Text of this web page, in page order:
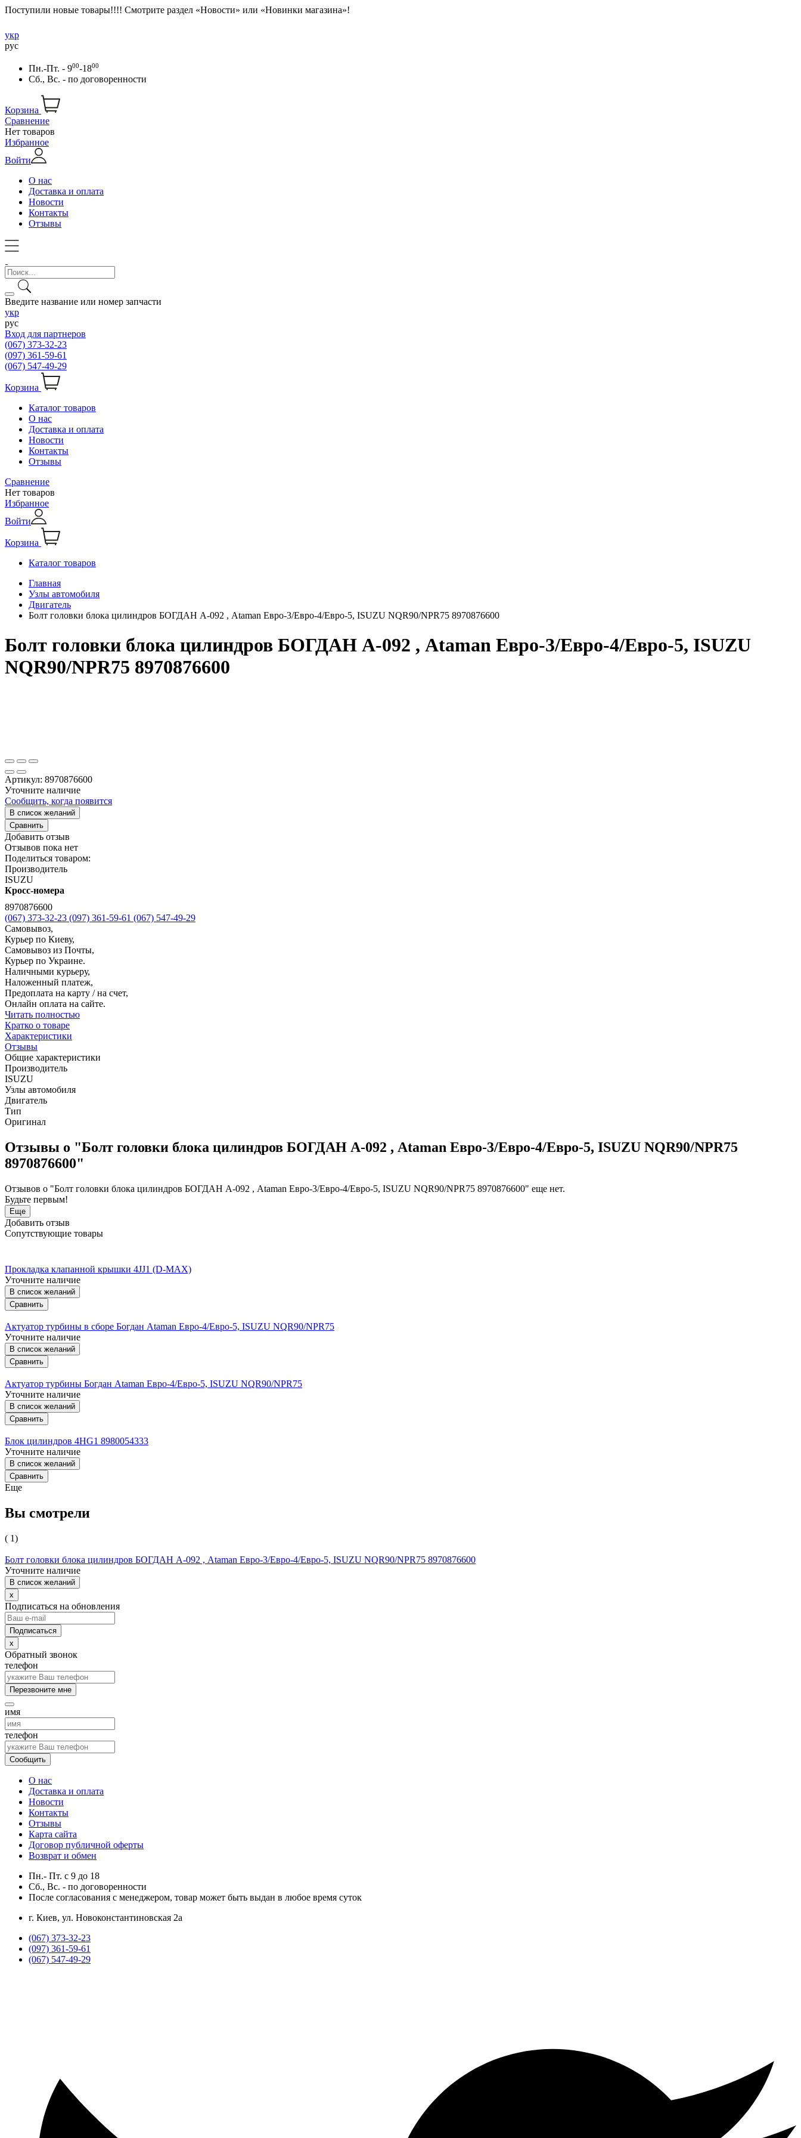
Поступили новые товары!!!! Смотрите раздел «Новости» или «Новинки магазина»!
укр
рус
Пн.-Пт. - 900-1800
Сб., Вс. - по договоренности
Корзина
Сравнение
Нет товаров
Избранное
Войти
О нас
Доставка и оплата
Новости
Контакты
Отзывы
Введите название или номер запчасти
укр
рус
Вход для партнеров
(067) 373-32-23
(097) 361-59-61
(067) 547-49-29
Корзина
Каталог товаров
О нас
Доставка и оплата
Новости
Контакты
Отзывы
Сравнение
Нет товаров
Избранное
Войти
Корзина
Каталог товаров
Главная
Узлы автомобиля
Двигатель
Болт головки блока цилиндров БОГДАН А-092 , Ataman Евро-3/Евро-4/Евро-5, ISUZU NQR90/NPR75 8970876600
Болт головки блока цилиндров БОГДАН А-092 , Ataman Евро-3/Евро-4/Евро-5, ISUZU
NQR90/NPR75 8970876600
Артикул: 8970876600
Уточните наличие
Сообщить, когда появится
В список желаний
Сравнить
Добавить отзыв
Отзывов пока нет
Поделиться товаром:
Производитель
ISUZU
Кросс-номера
8970876600
(067) 373-32-23 (097) 361-59-61 (067) 547-49-29
Самовывоз,
Курьер по Киеву,
Самовывоз из Почты,
Курьер по Украине.
Наличными курьеру,
Наложенный платеж,
Предоплата на карту / на счет,
Онлайн оплата на сайте.
Читать полностью
Кратко о товаре
Характеристики
Отзывы
Общие характеристики
Производитель
ISUZU
Узлы автомобиля
Двигатель
Тип
Оригинал
Отзывы о "Болт головки блока цилиндров БОГДАН А-092 , Ataman Евро-3/Евро-4/Евро-5, ISUZU NQR90/NPR75
8970876600"
Отзывов о "Болт головки блока цилиндров БОГДАН А-092 , Ataman Евро-3/Евро-4/Евро-5, ISUZU NQR90/NPR75 8970876600" еще нет.
Будьте первым!
Еще
Добавить отзыв
Сопутствующие товары
Прокладка клапанной крышки 4JJ1 (D-MAX)
Уточните наличие
В список желаний
Сравнить
Актуатор турбины в сборе Богдан Ataman Евро-4/Евро-5, ISUZU NQR90/NPR75
Уточните наличие
В список желаний
Сравнить
Актуатор турбины Богдан Ataman Евро-4/Евро-5, ISUZU NQR90/NPR75
Уточните наличие
В список желаний
Сравнить
Блок цилиндров 4HG1 8980054333
Уточните наличие
В список желаний
Сравнить
Еще
Вы смотрели
( 1)
Болт головки блока цилиндров БОГДАН А-092 , Ataman Евро-3/Евро-4/Евро-5, ISUZU NQR90/NPR75 8970876600
Уточните наличие
В список желаний
x
Подписаться на обновления
x
Обратный звонок
телефон
Перезвоните мне
имя
телефон
Сообщить
О нас
Доставка и оплата
Новости
Контакты
Отзывы
Карта сайта
Договор публичной оферты
Возврат и обмен
Пн.- Пт. с 9 до 18
Сб., Вс. - по договоренности
После согласования с менеджером, товар может быть выдан в любое время суток
г. Киев, ул. Новоконстантиновская 2а
(067) 373-32-23
(097) 361-59-61
(067) 547-49-29